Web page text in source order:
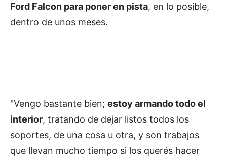
Ford Falcon para poner en pista, en lo posible,
dentro de unos meses.
"Vengo bastante bien; estoy armando todo el
interior, tratando de dejar listos todos los
soportes, de una cosa u otra, y son trabajos
que llevan mucho tiempo si los querés hacer